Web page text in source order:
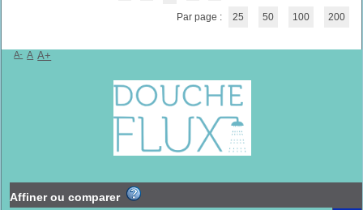
Par page : 25 50 100 200
A- A A+
Affiner ou comparer